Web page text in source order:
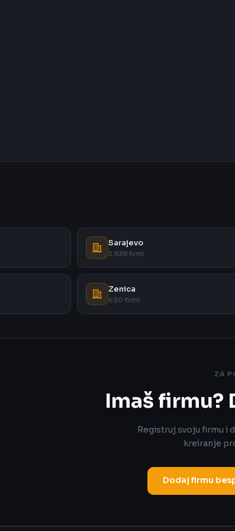
Sarajevo
2.838 firmi
Zenica
630 firmi
ZA
Imaš firmu?
Registruj svoju firmu i
kreiranje
Dodaj firmu